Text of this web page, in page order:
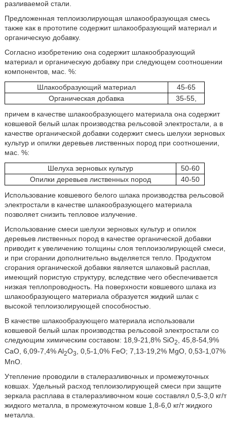
разливаемой стали.
Предложенная теплоизолирующая шлакообразующая смесь
также как в прототипе содержит шлакообразующий материал и
органическую добавку.
Согласно изобретению она содержит шлакообразующий
материал и органическую добавку при следующем соотношении
компонентов, мас. %:
Шлакообразующий материал
45-65
Органическая добавка
35-55,
причем в качестве шлакообразующего материала она содержит
ковшевой белый шлак производства рельсовой электростали, а в
качестве органической добавки содержит смесь шелухи зерновых
культур и опилки деревьев лиственных пород при соотношении,
мас. %:
Шелуха зерновых культур
50-60
Опилки деревьев лиственных пород
40-50
Использование ковшевого белого шлака производства рельсовой
электростали в качестве шлакообразующего материала
позволяет снизить тепловое излучение.
Использование смеси шелухи зерновых культур и опилок
деревьев лиственных пород в качестве органической добавки
приводит к увеличению толщины слоя теплоизолирующей смеси,
и при сгорании дополнительно выделяется тепло. Продуктом
сгорания органической добавки является шлаковый расплав,
имеющий пористую структуру, вследствие чего обеспечивается
низкая теплопроводность. На поверхности ковшевого шлака из
шлакообразующего материала образуется жидкий шлак с
высокой теплоизолирующей способностью.
В качестве шлакообразующего материала использовали
ковшевой белый шлак производства рельсовой электростали со
следующим химическим составом: 18,9-21,8% SiO2
, 45,8-54,9%
CaO, 6,09-7,4% Al2O3
, 0,5-1,0% FeO; 7,13-19,2% MgO, 0,53-1,07%
MnO.
Утепление проводили в сталеразливочных и промежуточных
ковшах. Удельный расход теплоизолирующей смеси при защите
зеркала расплава в сталеразливочном коше составлял 0,5-3,0 кг/т
жидкого металла, в промежуточном ковше 1,8-6,0 кг/т жидкого
металла.